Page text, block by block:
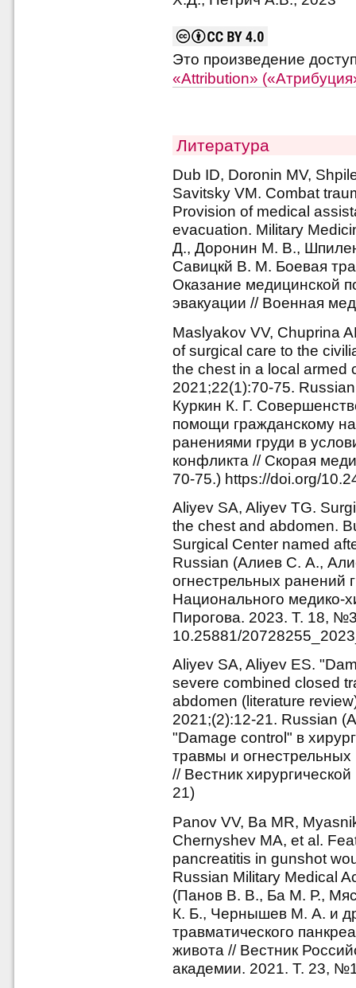
Это произведение
«Attribution»
Литература
Dub ID, Doronin MV,
Savitsky VM. Combat
Provision of medical
evacuation. Military
Д., Доронин М. В.,
Савицкй В. М. Боевая
Оказание медицинской
эвакуации // Военная
Maslyakov VV, Chuprina
of surgical care to the
the chest in a local armed
2021;22(1):70-75.
Куркин К. Г.
помощи гражданскому
ранениями груди в
конфликта // Скорая
70-75.) https://doi.org/
Aliyev SA, Aliyev TG.
the chest and abdomen.
Surgical Center named
Russian (Алиев С. А.,
огнестрельных ранений
Национального медико-
Пирогова. 2023. Т. 18,
10.25881/
Aliyev SA, Aliyev ES.
severe combined closed
abdomen (literature
2021;(2):12-21. Russian
"Damage control" в
травмы и
// Вестник
21)
Panov VV, Ba MR,
Chernyshev MA, et al.
pancreatitis in gunshot
Russian Military Medical
(Панов В. В., Ба М. Р.,
К. Б., Чернышев М. А. и
травматического
живота // Вестник
академии. 2021. Т. 23,